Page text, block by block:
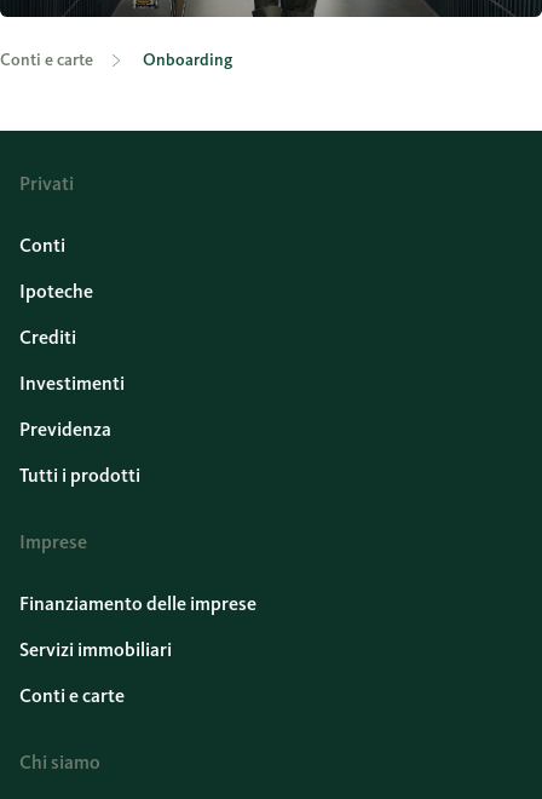
Conti e carte Onboarding
Privati
Conti
Ipoteche
Crediti
Investimenti
Previdenza
Tutti i prodotti
Imprese
Finanziamento delle imprese
Servizi immobiliari
Conti e carte
Chi siamo